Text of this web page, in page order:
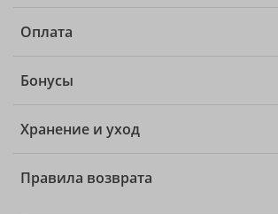
Оплата
Бонусы
Хранение и уход
Правила возврата